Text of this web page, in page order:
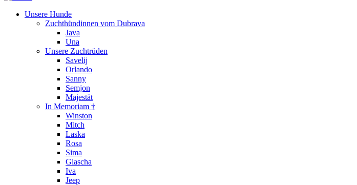
Unsere Hunde
Zuchthündinnen vom Dubrava
Java
Una
Unsere Zuchtrüden
Savelij
Orlando
Sanny
Semjon
Majestät
In Memoriam †
Winston
Mitch
Laska
Rosa
Sima
Glascha
Iva
Jeep